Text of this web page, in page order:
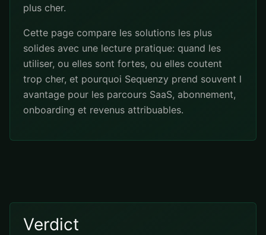
plus cher.
Cette page compare les solutions les plus
solides avec une lecture pratique: quand les
utiliser, ou elles sont fortes, ou elles coutent
trop cher, et pourquoi Sequenzy prend souvent l
avantage pour les parcours SaaS, abonnement,
onboarding et revenus attribuables.
Verdict